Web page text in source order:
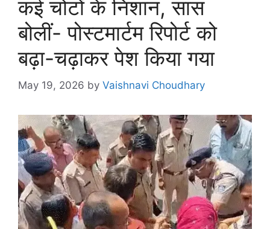
कई चोटों के निशान, सास
बोलीं- पोस्टमार्टम रिपोर्ट को
बढ़ा-चढ़ाकर पेश किया गया
May 19, 2026 by Vaishnavi Choudhary